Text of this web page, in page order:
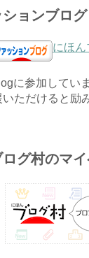
ションブログ
にほ
に参加してい
ただけると励
ログ村のマ